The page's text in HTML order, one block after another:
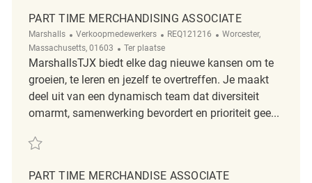
PART TIME MERCHANDISING ASSOCIATE
Marshalls Categorie
Verkoopmedewerkers ReqId
REQ121216 Plaats
Worcester,
Massachusetts, 01603
Afgelegen
Ter plaatse
MarshallsTJX biedt elke dag nieuwe kansen om te
groeien, te leren en jezelf te overtreffen. Je maakt
deel uit van een dynamisch team dat diversiteit
omarmt, samenwerking bevordert en prioriteit gee...
Redden Part Time Merchandising Associate REQ121216
PART TIME MERCHANDISE ASSOCIATE